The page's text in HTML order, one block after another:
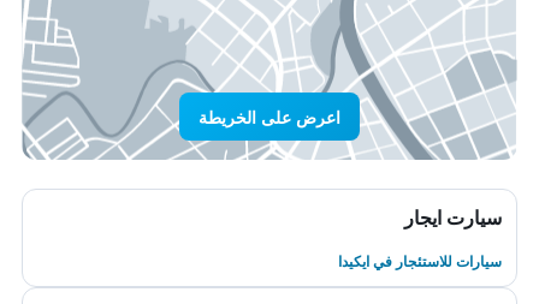
اعرض على الخريطة
سيارت ايجار
سيارات للاستئجار في ايكيدا